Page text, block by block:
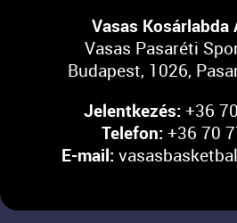
Vasas Kosárlabda
Vasas Pasaréti
Budapest, 1026,
Jelentkezés: +36
Telefon: +36 70
E-mail: